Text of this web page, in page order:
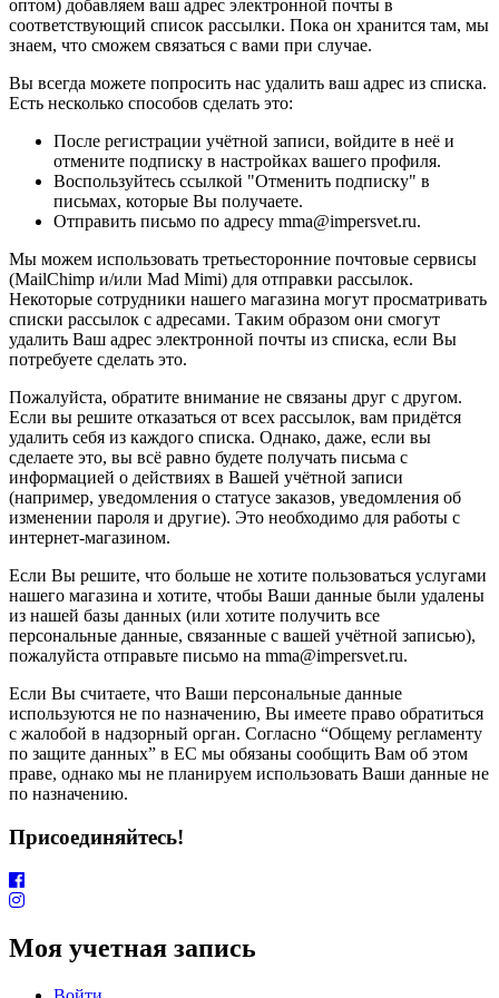
оптом) добавляем ваш адрес электронной почты в
соответствующий список рассылки. Пока он хранится там, мы
знаем, что сможем связаться с вами при случае.
Вы всегда можете попросить нас удалить ваш адрес из списка.
Есть несколько способов сделать это:
После регистрации учётной записи, войдите в неё и
отмените подписку в настройках вашего профиля.
Воспользуйтесь ссылкой "Отменить подписку" в
письмах, которые Вы получаете.
Отправить письмо по адресу mma@impersvet.ru.
Мы можем использовать третьесторонние почтовые сервисы
(MailChimp и/или Mad Mimi) для отправки рассылок.
Некоторые сотрудники нашего магазина могут просматривать
списки рассылок с адресами. Таким образом они смогут
удалить Ваш адрес электронной почты из списка, если Вы
потребуете сделать это.
Пожалуйста, обратите внимание не связаны друг с другом.
Если вы решите отказаться от всех рассылок, вам придётся
удалить себя из каждого списка. Однако, даже, если вы
сделаете это, вы всё равно будете получать письма с
информацией о действиях в Вашей учётной записи
(например, уведомления о статусе заказов, уведомления об
изменении пароля и другие). Это необходимо для работы с
интернет-магазином.
Если Вы решите, что больше не хотите пользоваться услугами
нашего магазина и хотите, чтобы Ваши данные были удалены
из нашей базы данных (или хотите получить все
персональные данные, связанные с вашей учётной записью),
пожалуйста отправьте письмо на mma@impersvet.ru.
Если Вы считаете, что Ваши персональные данные
используются не по назначению, Вы имеете право обратиться
с жалобой в надзорный орган. Согласно “Общему регламенту
по защите данных” в ЕС мы обязаны сообщить Вам об этом
праве, однако мы не планируем использовать Ваши данные не
по назначению.
Присоединяйтесь!
Моя учетная запись